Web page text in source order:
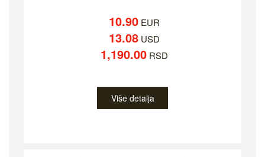
10.90EUR
13.08USD
1,190.00RSD
Više detalja